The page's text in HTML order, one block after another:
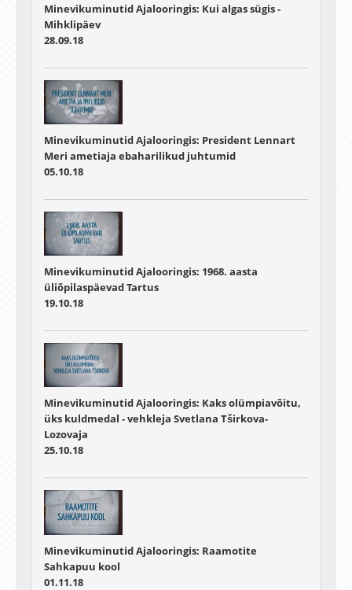
Minevikuminutid Ajalooringis: Kui algas sügis -
Mihklipäev
28.09.18
Minevikuminutid Ajalooringis: President Lennart
Meri ametiaja ebaharilikud juhtumid
05.10.18
Minevikuminutid Ajalooringis: 1968. aasta
üliõpilaspäevad Tartus
19.10.18
Minevikuminutid Ajalooringis: Kaks olümpiavõitu,
üks kuldmedal - vehkleja Svetlana Tširkova-
Lozovaja
25.10.18
Minevikuminutid Ajalooringis: Raamotite
Sahkapuu kool
01.11.18